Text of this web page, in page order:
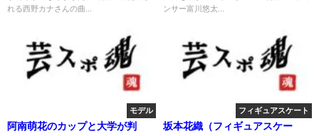
れる西野カナさんの曲...
ンサー富川悠太...
モデル
阿南萌花のカップと大学が判
フィギュアスケート
坂本花織（フィギュアスケー